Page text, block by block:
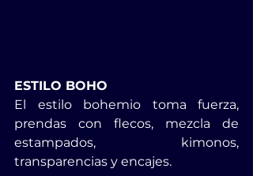
ESTILO BOHO
El estilo bohemio toma fuerza,
prendas con flecos, mezcla de
estampados, kimonos,
transparencias y encajes.